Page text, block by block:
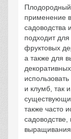
Плодородный
применение
садоводства
подходит
фруктовых
а также для
и клумб, так
также часто
садоводстве,